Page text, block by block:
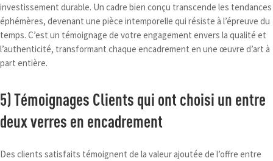
investissement durable. Un cadre bien conçu transcende les tendances
éphémères, devenant une pièce intemporelle qui résiste à l’épreuve du
temps. C’est un témoignage de votre engagement envers la qualité et
l’authenticité, transformant chaque encadrement en une œuvre d’art à
part entière.
5) Témoignages Clients qui ont choisi un entre
deux verres en encadrement
Des clients satisfaits témoignent de la valeur ajoutée de l’offre entre